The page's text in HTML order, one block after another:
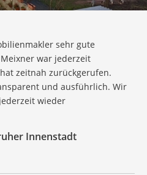
Innenstadt
sehr gute
war jederzeit
zeitnah zurückgerufen.
und ausführlich. Wir
wieder